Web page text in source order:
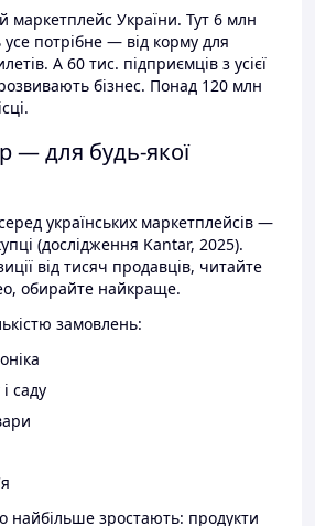
України. Тут 6 млн
усе потрібне — від корму для
А 60 тис. підприємців з усієї
бізнес. Понад 120 млн
— для будь-якої
українських маркетплейсів —
(дослідження Kantar, 2025).
від тисяч продавців, читайте
обирайте найкраще.
замовлень:
саду
найбільше зростають: продукти